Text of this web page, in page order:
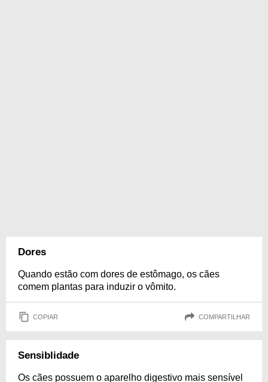
Dores
Quando estão com dores de estômago, os cães
comem plantas para induzir o vômito.
COPIAR COMPARTILHAR
Sensiblidade
Os cães possuem o aparelho digestivo mais sensível